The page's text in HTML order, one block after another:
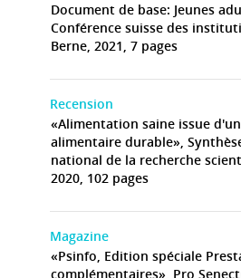
Document de base: Jeunes
Conférence suisse des
Berne, 2021, 7 pages
Recension
«Alimentation saine issue
alimentaire durable»,
national de la recherche
2020, 102 pages
Magazine
«Psinfo, Edition spéciale
complémentaires», Pro